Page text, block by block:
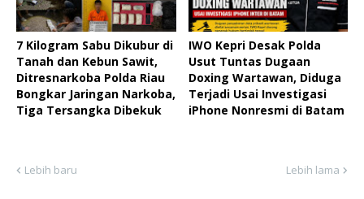
7 Kilogram Sabu Dikubur di
Tanah dan Kebun Sawit,
Ditresnarkoba Polda Riau
Bongkar Jaringan Narkoba,
Tiga Tersangka Dibekuk
IWO Kepri Desak Polda
Usut Tuntas Dugaan
Doxing Wartawan, Diduga
Terjadi Usai Investigasi
iPhone Nonresmi di Batam
Lebih baru Lebih lama